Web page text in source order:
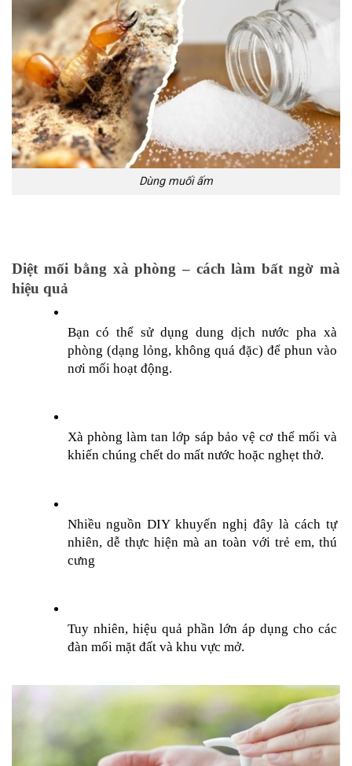
Dùng muối ấm
Diệt mối bằng xà phòng – cách làm bất ngờ mà
hiệu quả
Bạn có thể sử dụng dung dịch nước pha xà
phòng (dạng lỏng, không quá đặc) để phun vào
nơi mối hoạt động.
Xà phòng làm tan lớp sáp bảo vệ cơ thể mối và
khiến chúng chết do mất nước hoặc nghẹt thở.
Nhiều nguồn DIY khuyến nghị đây là cách tự
nhiên, dễ thực hiện mà an toàn với trẻ em, thú
cưng
Tuy nhiên, hiệu quả phần lớn áp dụng cho các
đàn mối mặt đất và khu vực mở.